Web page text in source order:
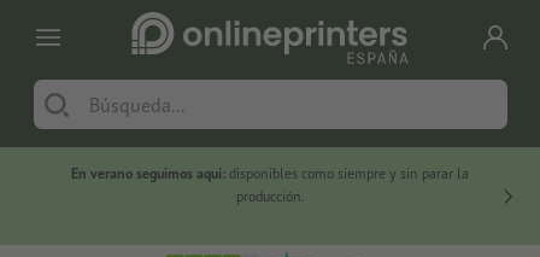
En verano seguimos aquí: disponibles como siempre y sin parar la
producción.